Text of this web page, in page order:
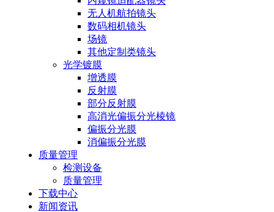
无人机航拍镜头
数码相机镜头
场镜
其他定制类镜头
光学镀膜
增透膜
反射膜
部分反射膜
高消光偏振分光棱镜
偏振分光膜
消偏振分光膜
质量管理
检测设备
质量管理
下载中心
新闻资讯